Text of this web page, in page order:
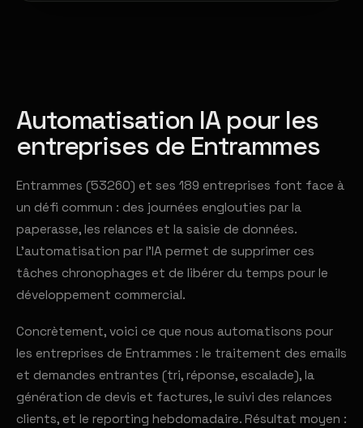
Automatisation IA pour les
entreprises de Entrammes
Entrammes (53260) et ses 189 entreprises font face à
un défi commun : des journées englouties par la
paperasse, les relances et la saisie de données.
L'automatisation par l'IA permet de supprimer ces
tâches chronophages et de libérer du temps pour le
développement commercial.
Concrètement, voici ce que nous automatisons pour
les entreprises de Entrammes : le traitement des emails
et demandes entrantes (tri, réponse, escalade), la
génération de devis et factures, le suivi des relances
clients, et le reporting hebdomadaire. Résultat moyen :